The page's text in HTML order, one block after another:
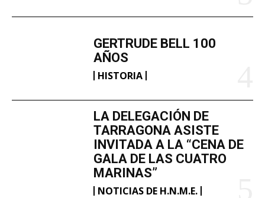
GERTRUDE BELL 100
AÑOS
HISTORIA
LA DELEGACIÓN DE
TARRAGONA ASISTE
INVITADA A LA “CENA DE
GALA DE LAS CUATRO
MARINAS”
NOTICIAS DE H.N.M.E.